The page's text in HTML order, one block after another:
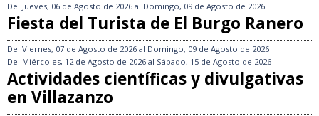
Del Jueves, 06 de Agosto de 2026 al Domingo, 09 de Agosto de 2026
Fiesta del Turista de El Burgo Ranero
Del Viernes, 07 de Agosto de 2026 al Domingo, 09 de Agosto de 2026
Del Miércoles, 12 de Agosto de 2026 al Sábado, 15 de Agosto de 2026
Actividades científicas y divulgativas
en Villazanzo